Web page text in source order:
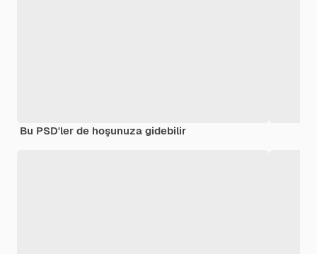
Bu PSD'ler de hoşunuza gidebilir